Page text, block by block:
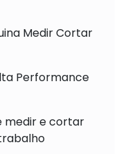
Medir Cortar
Performance
medir e cortar